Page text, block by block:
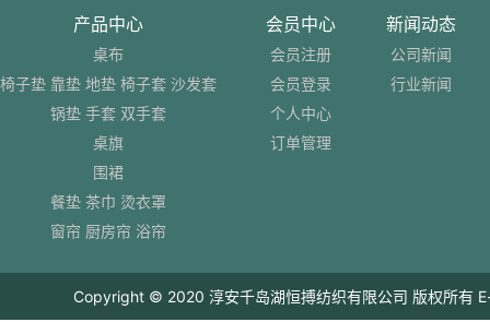
产品中心
桌布
椅子垫 靠垫 地垫 椅子套 沙发套
锅垫 手套 双手套
桌旗
围裙
餐垫 茶巾 烫衣罩
窗帘 厨房帘 浴帘
会员中心
会员注册
会员登录
个人中心
订单管理
新闻动态
公司新闻
行业新闻
Copyright © 2020 淳安千岛湖恒搏纺织有限公司 版权所